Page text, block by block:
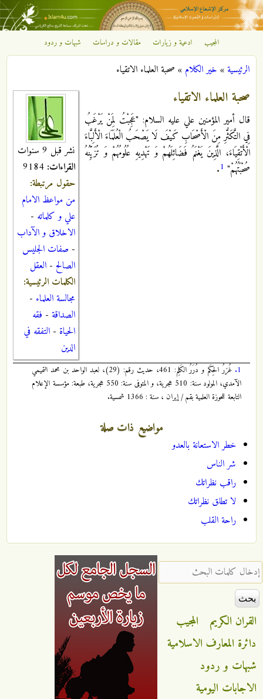
تجاوز إلى المحتوى الرئيسي
مركز
الإشعاع
الإسلامي
المجيب ادعية و زيارات مقالات و دراسات شبهات و ردود
أنت هنا
الرئيسية» خير الكلام » صحبة العلماء الاتقياء
نشر قبل 9 سنوات
القراءات:
حقول مرتبطة:
من مواعظ الامام
علي و كلماته -
الاخلاق و الآداب
- صفات الجليس
الصالح - العقل
الكلمات الرئيسية:
مجالسة العلماء -
الصداقة - فقه
الحياة - التفقه في
الدين
صحبة العلماء الاتقياء
قال أمير المؤمنين علي عليه السلام: "عَجِبْتُ لِمَنْ يَرْغَبُ
فِي التَّكَثُّرِ مِنَ الْأَصْحَابِ كَيْفَ لَا يَصْحَبُ الْعُلَمَاءَ الْأَلِبَّاءَ
الْأَتْقِيَاءَ، الَّذِينَ يَغْنَمُ‏ فَضَائِلَهُمْ‏ وَ تَهْدِيهِ عُلُومُهُمْ وَ تُزَيِّنُهُ
صُحْبَتُهُمْ" 1
.
1.
غُرَرُ الحِكَم و دُرَرُ الكَلِم: 461، حديث رقم: (29)، لعبد الواحد بن محمد التميمي
الآمدي، المولود سنة: 510 هجرية، و المتوفى سنة: 550 هجرية، طبعة: مؤسسة الإعلام
التابعة للحوزة العلمية بقم / إيران ، سنة : 1366 شمسية.
مواضيع ذات صلة
خطر الاستعانة بالعدو
شر الناس
راقب نظراتك
لا تطلق نظراتك
راحة القلب
‏إدخال كلمات البحث ‏
القران الكريم
المجيب
دائرة المعارف الاسلامية
شبهات و ردود
الاجابات اليومية